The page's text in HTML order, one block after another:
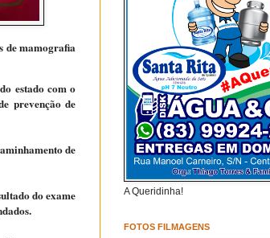
de mamografia
estado com o
prevenção de
de
do exame
A Queridinha!
FOTOS FILMAGENS